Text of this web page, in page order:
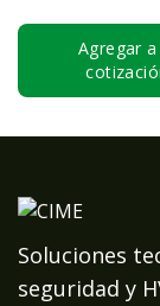
Agregar
Soluciones
seguridad y